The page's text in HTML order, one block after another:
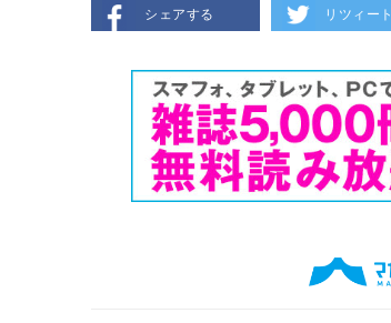
シェアする リツィート